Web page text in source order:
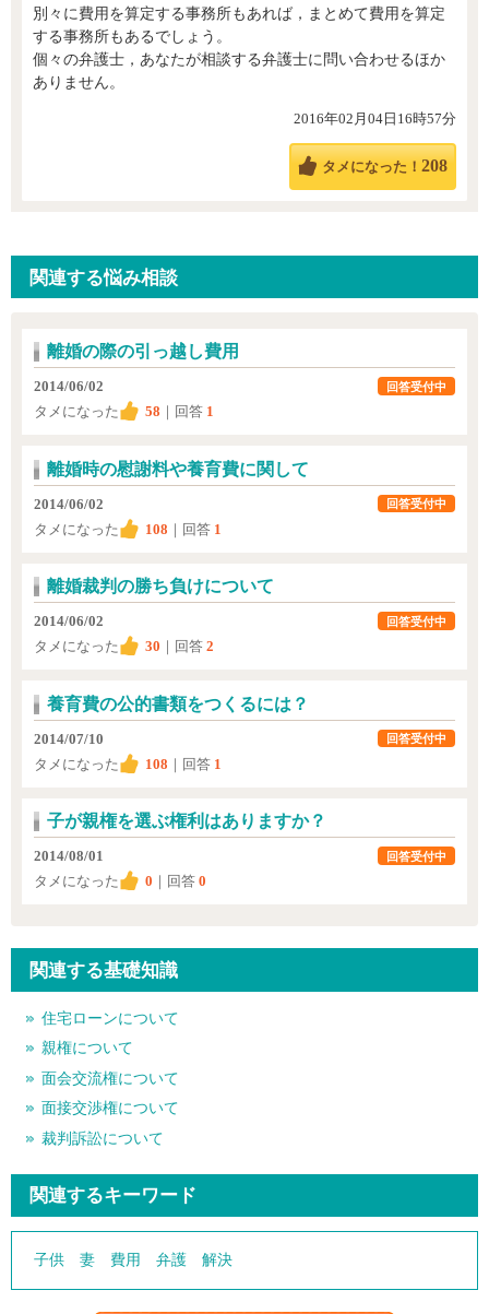
別々に費用を算定する事務所もあれば，まとめて費用を算定
する事務所もあるでしょう。
個々の弁護士，あなたが相談する弁護士に問い合わせるほか
ありません。
2016年02月04日16時57分
タメになった！ 208
関連する悩み相談
離婚の際の引っ越し費用
2014/06/02
タメになった
58 ｜回答 1
回答受付中
離婚時の慰謝料や養育費に関して
2014/06/02
タメになった
108 ｜回答 1
回答受付中
離婚裁判の勝ち負けについて
2014/06/02
タメになった
30 ｜回答 2
回答受付中
養育費の公的書類をつくるには？
2014/07/10
タメになった
108 ｜回答 1
回答受付中
子が親権を選ぶ権利はありますか？
2014/08/01
タメになった
0 ｜回答 0
回答受付中
関連する基礎知識
住宅ローンについて
親権について
面会交流権について
面接交渉権について
裁判訴訟について
関連するキーワード
子供 妻 費用 弁護 解決